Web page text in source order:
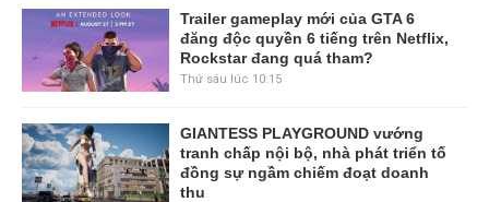
Trailer gameplay mới của GTA 6
đăng độc quyền 6 tiếng trên Netflix,
Rockstar đang quá tham?
Thứ sáu lúc 10:15
GIANTESS PLAYGROUND vướng
tranh chấp nội bộ, nhà phát triển tố
đồng sự ngầm chiếm đoạt doanh
thu